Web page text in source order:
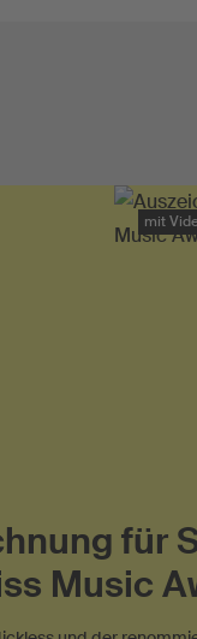
mit
für
Music